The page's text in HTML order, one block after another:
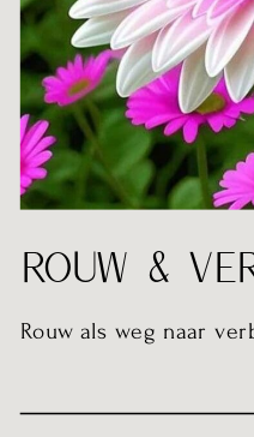
Rouw als weg naar
ROUW &